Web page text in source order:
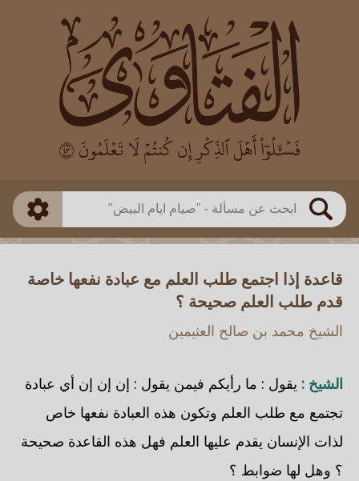
بحث
العالم
بن باز
بن العثيمين
اللجنة الدائمة
طريقة البحث
ذكي
قاعدة إذا اجتمع طلب العلم مع عبادة نفعها خاصة
قدم طلب العلم صحيحة ؟
الشيخ محمد بن صالح العثيمين
الشيخ : يقول : ما رأيكم فيمن يقول : إن إن إن أي عبادة
تجتمع مع طلب العلم وتكون هذه العبادة نفعها خاص
لذات الإنسان يقدم عليها العلم فهل هذه القاعدة صحيحة
؟ وهل لها ضوابط ؟